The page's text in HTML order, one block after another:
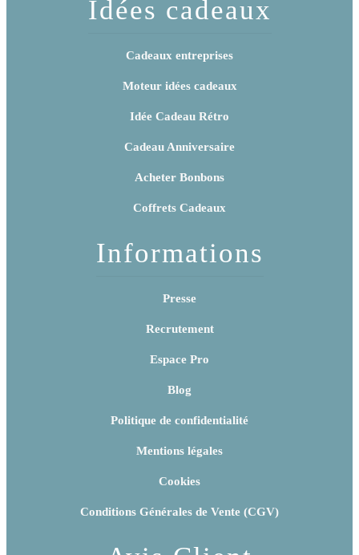
Idées cadeaux
Cadeaux entreprises
Moteur idées cadeaux
Idée Cadeau Rétro
Cadeau Anniversaire
Acheter Bonbons
Coffrets Cadeaux
Informations
Presse
Recrutement
Espace Pro
Blog
Politique de confidentialité
Mentions légales
Cookies
Conditions Générales de Vente (CGV)